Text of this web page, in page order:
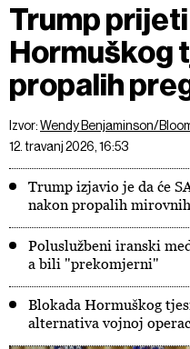
Trump
Hormuškog
propalih
Izvor:Wendy Benjaminson/
12. travanj 2026, 16:53
Trump izjavio je da će
nakon propalih
Poluslužbeni iranski
a bili "prekomjerni"
Blokada Hormuškog
alternativa vojnoj